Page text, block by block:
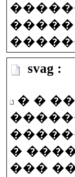
svag :
� �
�
���